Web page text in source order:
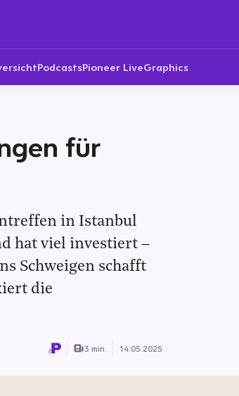
PodcastsPioneer LiveGraphics
für
in Istanbul
hat viel investiert –
Schweigen schafft
die
3 min. 14.05.2025